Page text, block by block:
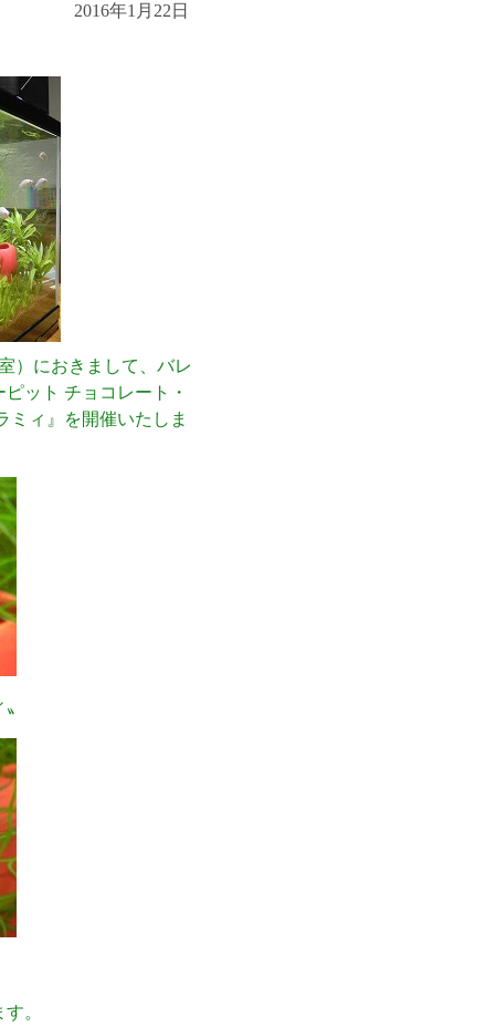
2016年1月22日
）におきまして、バレ
ット チョコレート・
ミィ』を開催いたしま
。